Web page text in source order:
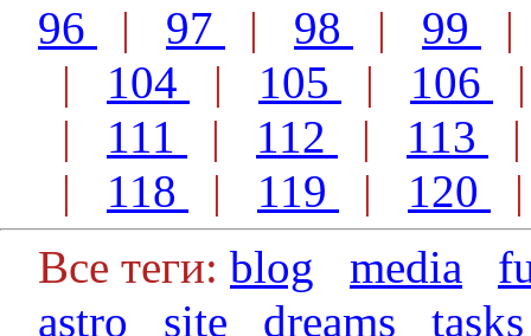
96
| 97 | 98 | 99
| 104 | 105 | 106
| 111 | 112 | 113
| 118 | 119 | 120
Все теги: blog media
astro
site dreams tasks